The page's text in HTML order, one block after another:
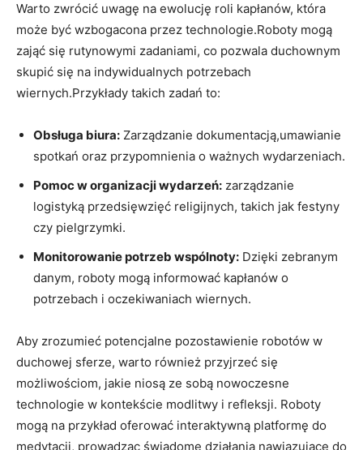
Warto zwrócić uwagę na ewolucję roli kapłanów, która
może być wzbogacona przez technologie.Roboty mogą
zająć się rutynowymi zadaniami, co pozwala duchownym
skupić się na indywidualnych potrzebach
wiernych.Przykłady takich zadań to:
Obsługa biura: Zarządzanie dokumentacją,umawianie
spotkań oraz przypomnienia o ważnych wydarzeniach.
Pomoc w organizacji wydarzeń: zarządzanie
logistyką przedsięwzięć religijnych, takich jak festyny
czy pielgrzymki.
Monitorowanie potrzeb wspólnoty: Dzięki zebranym
danym, roboty mogą informować kapłanów o
potrzebach i oczekiwaniach wiernych.
Aby zrozumieć potencjalne pozostawienie robotów w
duchowej sferze, warto również przyjrzeć się
możliwościom, jakie niosą ze sobą nowoczesne
technologie w kontekście modlitwy i refleksji. Roboty
mogą na przykład oferować interaktywną platformę do
medytacji, prowadząc świadome działania nawiązujące do